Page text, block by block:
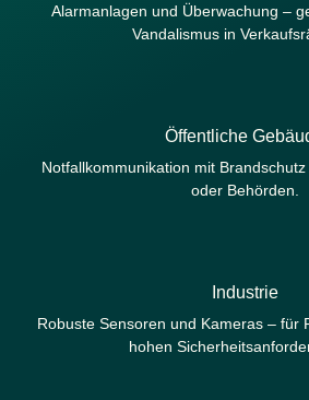
Alarmanlagen und Überwachung –
Vandalismus in
Öffentliche
Notfallkommunikation mit
oder Behörden.
Industrie
Robuste Sensoren und Kameras – für
hohen